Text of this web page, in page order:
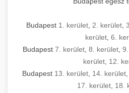
Budapest 1. kerület 2. kerület
kerület 6.
Budapest 7. kerület, 8. kerület,
kerület 12.
Budapest 13. kerület 14. kerület
17. kerület 18.